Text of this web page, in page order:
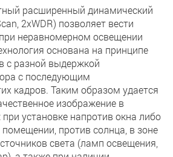
расширенный динамический
2xWDR) позволяет вести
неравномерном освещении
основана на принципе
с разной выдержкой
с последующим
кадров. Таким образом удается
изображение в
установке напротив окна либо
против солнца, в зоне
света (ламп освещения,